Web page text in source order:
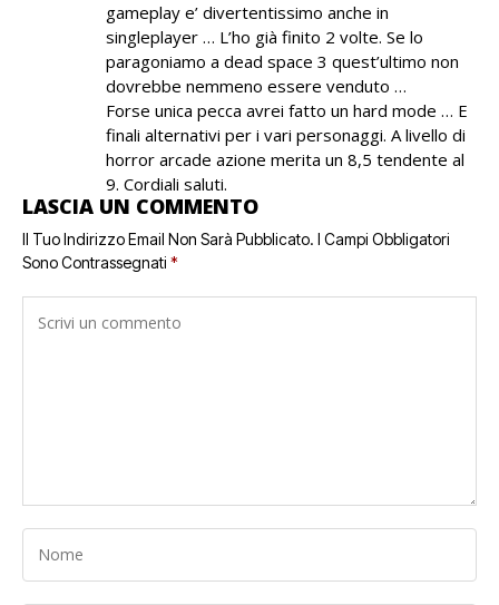
gameplay e’ divertentissimo anche in
singleplayer … L’ho già finito 2 volte. Se lo
paragoniamo a dead space 3 quest’ultimo non
dovrebbe nemmeno essere venduto …
Forse unica pecca avrei fatto un hard mode … E
finali alternativi per i vari personaggi. A livello di
horror arcade azione merita un 8,5 tendente al
9. Cordiali saluti.
LASCIA UN COMMENTO
Il Tuo Indirizzo Email Non Sarà Pubblicato. I Campi Obbligatori
Sono Contrassegnati *